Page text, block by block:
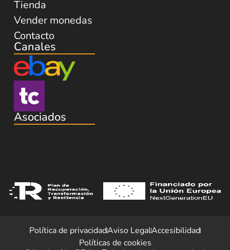
Tienda
Vender monedas
Contacto
Canales
Asociados
Política de privacidadAviso LegalAccesibilidad
Políticas de cookies